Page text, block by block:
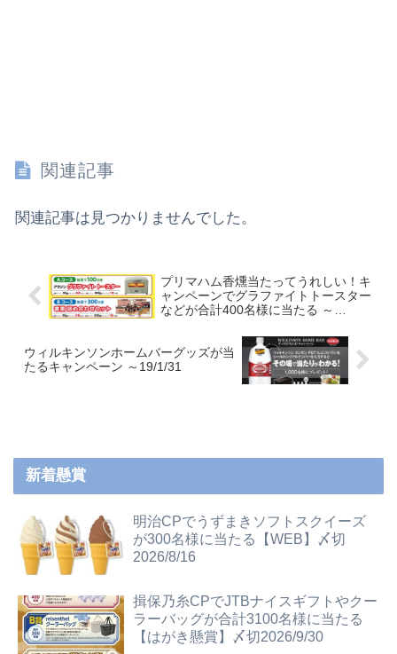
関連記事
関連記事は見つかりませんでした。
プリマハム香燻当たってうれしい！キ
ャンペーンでグラファイトトースター
などが合計400名様に当たる ～
ウィルキンソンホームバーグッズが当
たるキャンペーン ～19/1/31
新着懸賞
明治CPでうずまきソフトスクイーズ
が300名様に当たる【WEB】〆切
2026/8/16
揖保乃糸CPでJTBナイスギフトやクー
ラーバッグが合計3100名様に当たる
【はがき懸賞】〆切2026/9/30